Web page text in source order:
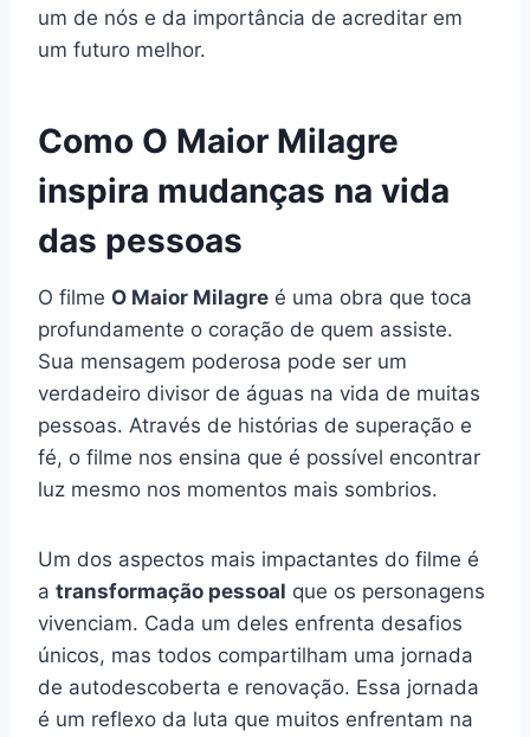
um de nós e da importância de acreditar em
um futuro melhor.
Como O Maior Milagre
inspira mudanças na vida
das pessoas
O filme O Maior Milagre é uma obra que toca
profundamente o coração de quem assiste.
Sua mensagem poderosa pode ser um
verdadeiro divisor de águas na vida de muitas
pessoas. Através de histórias de superação e
fé, o filme nos ensina que é possível encontrar
luz mesmo nos momentos mais sombrios.
Um dos aspectos mais impactantes do filme é
a transformação pessoal que os personagens
vivenciam. Cada um deles enfrenta desafios
únicos, mas todos compartilham uma jornada
de autodescoberta e renovação. Essa jornada
é um reflexo da luta que muitos enfrentam na